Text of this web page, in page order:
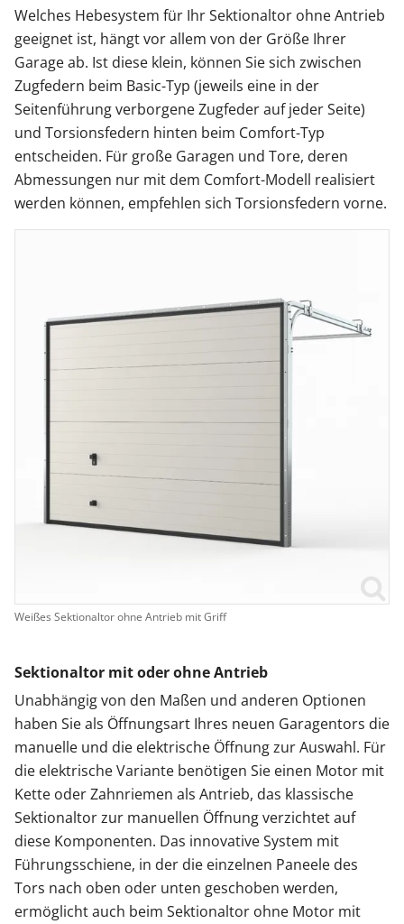
Welches Hebesystem für Ihr Sektionaltor ohne Antrieb
geeignet ist, hängt vor allem von der Größe Ihrer
Garage ab. Ist diese klein, können Sie sich zwischen
Zugfedern beim Basic-Typ (jeweils eine in der
Seitenführung verborgene Zugfeder auf jeder Seite)
und Torsionsfedern hinten beim Comfort-Typ
entscheiden. Für große Garagen und Tore, deren
Abmessungen nur mit dem Comfort-Modell realisiert
werden können, empfehlen sich Torsionsfedern vorne.
Weißes Sektionaltor ohne Antrieb mit Griff
Sektionaltor mit oder ohne Antrieb
Unabhängig von den Maßen und anderen Optionen
haben Sie als Öffnungsart Ihres neuen Garagentors die
manuelle und die elektrische Öffnung zur Auswahl. Für
die elektrische Variante benötigen Sie einen Motor mit
Kette oder Zahnriemen als Antrieb, das klassische
Sektionaltor zur manuellen Öffnung verzichtet auf
diese Komponenten. Das innovative System mit
Führungsschiene, in der die einzelnen Paneele des
Tors nach oben oder unten geschoben werden,
ermöglicht auch beim Sektionaltor ohne Motor mit